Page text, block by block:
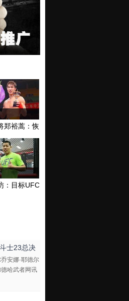
全场视频
郑裕蒿：恢复训练 有望回归擂台
！
：目标UFC金腰带 不做打酱油
士23总决
安娜·耶德尔
哈武者网讯